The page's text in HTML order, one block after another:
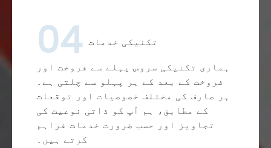
04 تکنیکی خدمات
ہماری تکنیکی سروس پہلے سے فروخت اور
فروخت کے بعد کے ہر پہلو سے چلتی ہے۔
ہر صارف کی مختلف خصوصیات اور توقعات
کے مطابق، ہم آپ کو ذاتی نوعیت کی
تجاویز اور حسب ضرورت خدمات فراہم
کرتے ہیں۔